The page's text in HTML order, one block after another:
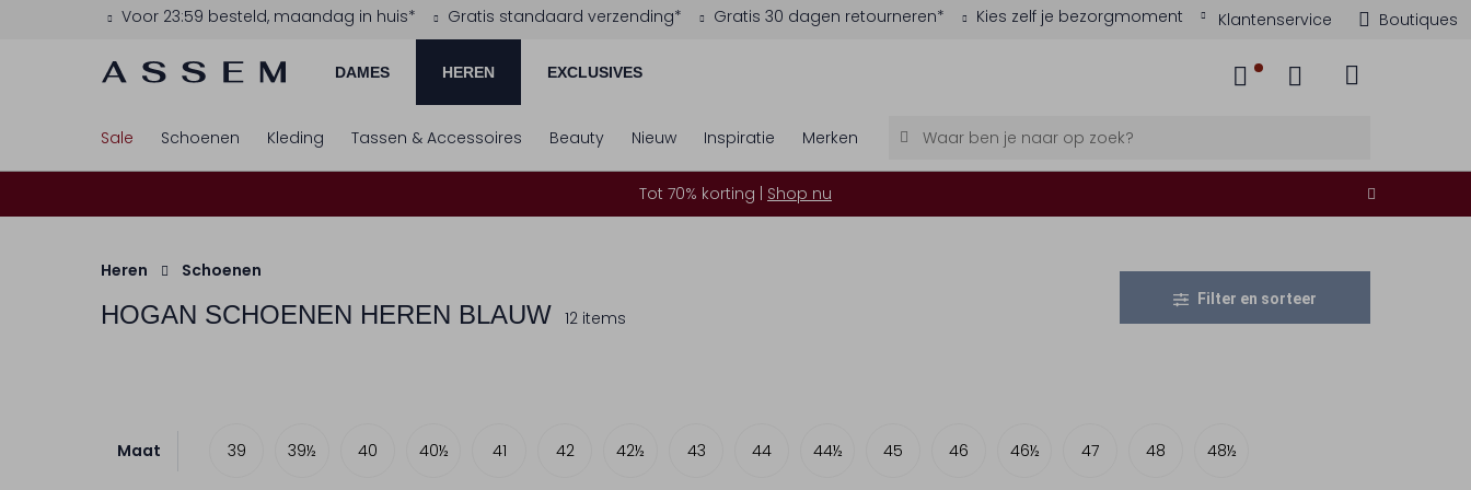
Voor 23:59 besteld, maandag in huis* Gratis standaard verzending* Gratis 30 dagen retourneren* Kies zelf je bezorgmoment Klantenservice Boutiques
DAMES HEREN EXCLUSIVES
Sale Schoenen Kleding Tassen & Accessoires Beauty Nieuw Inspiratie Merken
Tot 70% korting | Shop nu
Heren Schoenen
HOGAN SCHOENEN HEREN BLAUW 12 items
Filter en sorteer
Maat 39 39½ 40 40½ 41 42 42½ 43 44 44½ 45 46 46½ 47 48 48½